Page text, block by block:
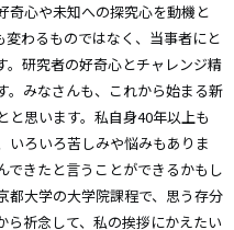
奇心や未知への探究心を動機と
変わるものではなく、当事者にと
。研究者の好奇心とチャレンジ精
。みなさんも、これから始まる新
と思います。私自身40年以上も
いろいろ苦しみや悩みもありま
できたと言うことができるかもし
都大学の大学院課程で、思う存分
祈念して、私の挨拶にかえたい